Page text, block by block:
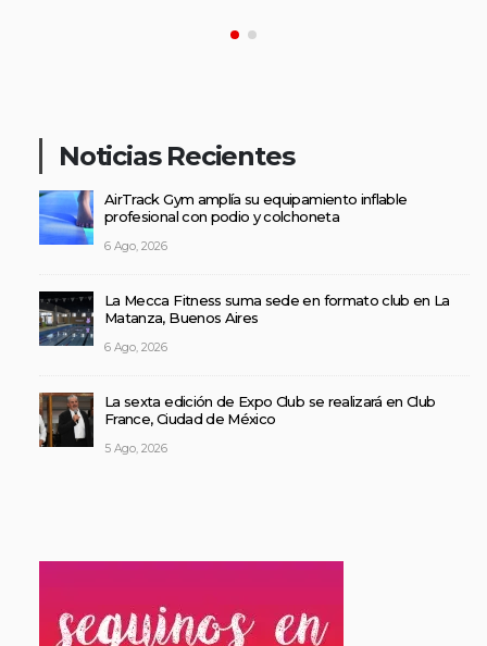
Noticias Recientes
AirTrack Gym amplía su equipamiento inflable
profesional con podio y colchoneta
6 Ago, 2026
La Mecca Fitness suma sede en formato club en La
Matanza, Buenos Aires
6 Ago, 2026
La sexta edición de Expo Club se realizará en Club
France, Ciudad de México
5 Ago, 2026